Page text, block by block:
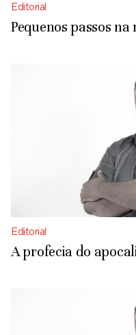
Editorial
Pequenos passos
Editorial
A profecia do